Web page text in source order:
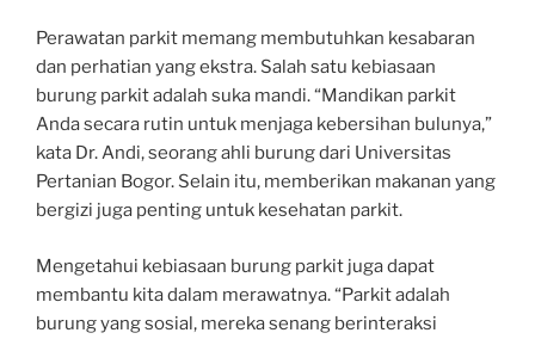
Perawatan parkit memang membutuhkan kesabaran
dan perhatian yang ekstra. Salah satu kebiasaan
burung parkit adalah suka mandi. “Mandikan parkit
Anda secara rutin untuk menjaga kebersihan bulunya,”
kata Dr. Andi, seorang ahli burung dari Universitas
Pertanian Bogor. Selain itu, memberikan makanan yang
bergizi juga penting untuk kesehatan parkit.
Mengetahui kebiasaan burung parkit juga dapat
membantu kita dalam merawatnya. “Parkit adalah
burung yang sosial, mereka senang berinteraksi